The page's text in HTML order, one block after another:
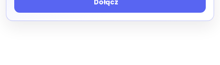
Dołącz